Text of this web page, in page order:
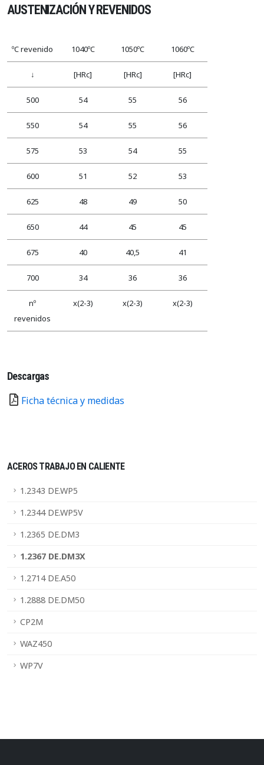
ACEROS TRABAJO EN CALIENTE
1.2343 DE.WP5
1.2344 DE.WP5V
1.2365 DE.DM3
1.2367 DE.DM3X
1.2714 DE.A50
1.2888 DE.DM50
CP2M
WAZ450
WP7V
AUSTENIZACIÓN Y REVENIDOS
ºC revenido 1040ºC 1050ºC 1060ºC
↓ [HRc] [HRc] [HRc]
500 54 55 56
550 54 55 56
575 53 54 55
600 51 52 53
625 48 49 50
650 44 45 45
675 40 40,5 41
700 34 36 36
nº
revenidos
x(2-3) x(2-3) x(2-3)
Descargas
Ficha técnica y medidas